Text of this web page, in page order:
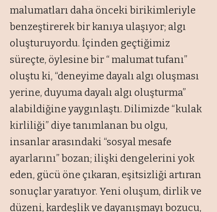
malumatları daha önceki birikimleriyle
benzeştirerek bir kanıya ulaşıyor; algı
oluşturuyordu. İçinden geçtiğimiz
süreçte, öylesine bir “ malumat tufanı”
oluştu ki, “deneyime dayalı algı oluşması
yerine, duyuma dayalı algı oluşturma”
alabildiğine yaygınlaştı. Dilimizde “kulak
kirliliği” diye tanımlanan bu olgu,
insanlar arasındaki “sosyal mesafe
ayarlarını” bozan; ilişki dengelerini yok
eden, gücü öne çıkaran, eşitsizliği artıran
sonuçlar yaratıyor. Yeni oluşum, dirlik ve
düzeni, kardeşlik ve dayanışmayı bozucu,